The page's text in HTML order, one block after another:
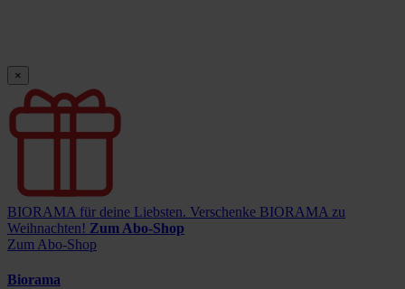
×
BIORAMA für deine Liebsten. Verschenke BIORAMA zu
Weihnachten! Zum Abo-Shop
Zum Abo-Shop
Biorama